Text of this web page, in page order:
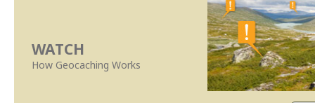
WATCH
How Geocaching Works